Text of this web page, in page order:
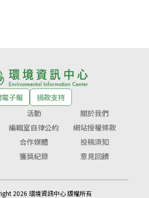
子報
捐款支持
活動
關於我們
編輯室自律公約
網站授權條款
合作媒體
投稿須知
獲獎紀錄 意見回饋
2026 環境資訊中心 版權所有